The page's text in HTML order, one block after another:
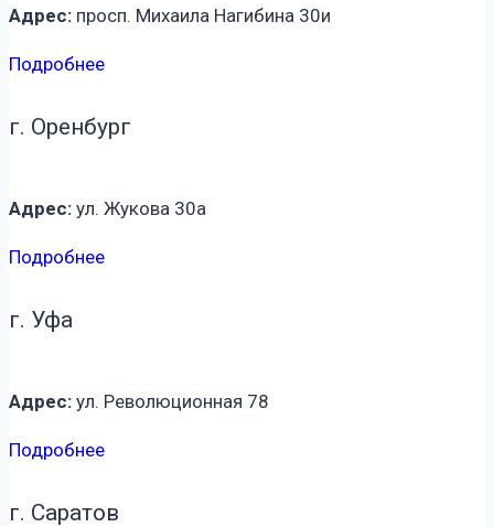
Адрес: просп. Михаила Нагибина 30и
Подробнее
г. Оренбург
Адрес: ул. Жукова 30а
Подробнее
г. Уфа
Адрес: ул. Революционная 78
Подробнее
г. Саратов